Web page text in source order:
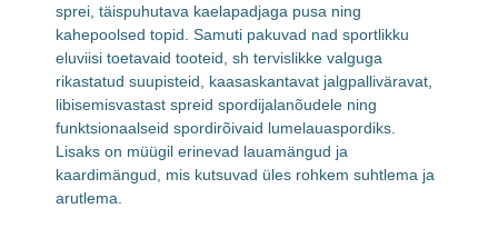
sprei, täispuhutava kaelapadjaga pusa ning
kahepoolsed topid. Samuti pakuvad nad sportlikku
eluviisi toetavaid tooteid, sh tervislikke valguga
rikastatud suupisteid, kaasaskantavat jalgpalliväravat,
libisemisvastast spreid spordijalanõudele ning
funktsionaalseid spordirõivaid lumelauaspordiks.
Lisaks on müügil erinevad lauamängud ja
kaardimängud, mis kutsuvad üles rohkem suhtlema ja
arutlema.